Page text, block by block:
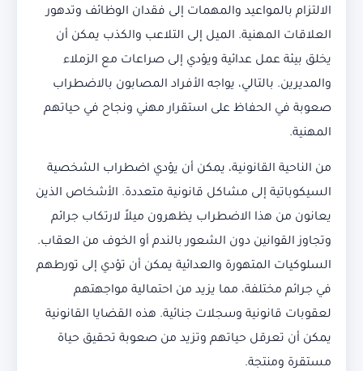
الالتزام بالمواعيد والمهمات إلى فقدان الوظائف وتدهور
العلاقات المهنية. الميل إلى التلاعب والكذب يمكن أن
يخلق بيئة عمل عدائية ويؤدي إلى صراعات مع الزملاء
والمديرين. بالتالي، يواجه الأفراد المصابون بالاضطراب
صعوبة في الحفاظ على استقرار مهني ونجاح في حياتهم
المهنية.
من الناحية القانونية، يمكن أن يؤدي اضطراب الشخصية
السيكوباتية إلى مشاكل قانونية متعددة. الأشخاص الذين
يعانون من هذا الاضطراب يظهرون ميلاً لارتكاب جرائم
وتجاوز القوانين دون الشعور بالندم أو الخوف من العقاب.
السلوكيات المتهورة والعدائية يمكن أن تؤدي إلى تورطهم
في جرائم مختلفة، مما يزيد من احتمالية مواجهتهم
لعقوبات قانونية وسجلات جنائية. هذه القضايا القانونية
يمكن أن تعرقل حياتهم وتزيد من صعوبة تحقيق حياة
مستقرة ومنتجة.